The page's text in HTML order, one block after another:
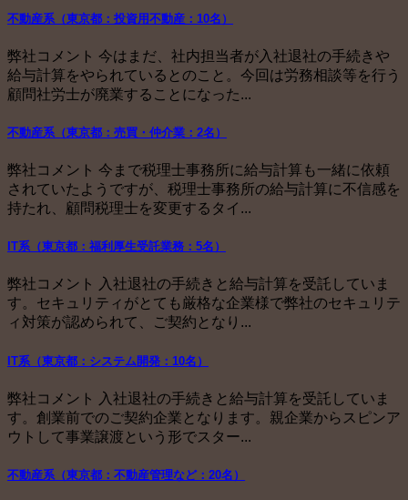
不動産系（東京都：投資用不動産：10名）
弊社コメント 今はまだ、社内担当者が入社退社の手続きや
給与計算をやられているとのこと。今回は労務相談等を行う
顧問社労士が廃業することになった...
不動産系（東京都：売買・仲介業：2名）
弊社コメント 今まで税理士事務所に給与計算も一緒に依頼
されていたようですが、税理士事務所の給与計算に不信感を
持たれ、顧問税理士を変更するタイ...
IT系（東京都：福利厚生受託業務：5名）
弊社コメント 入社退社の手続きと給与計算を受託していま
す。セキュリティがとても厳格な企業様で弊社のセキュリテ
ィ対策が認められて、ご契約となり...
IT系（東京都：システム開発：10名）
弊社コメント 入社退社の手続きと給与計算を受託していま
す。創業前でのご契約企業となります。親企業からスピンア
ウトして事業譲渡という形でスター...
不動産系（東京都：不動産管理など：20名）